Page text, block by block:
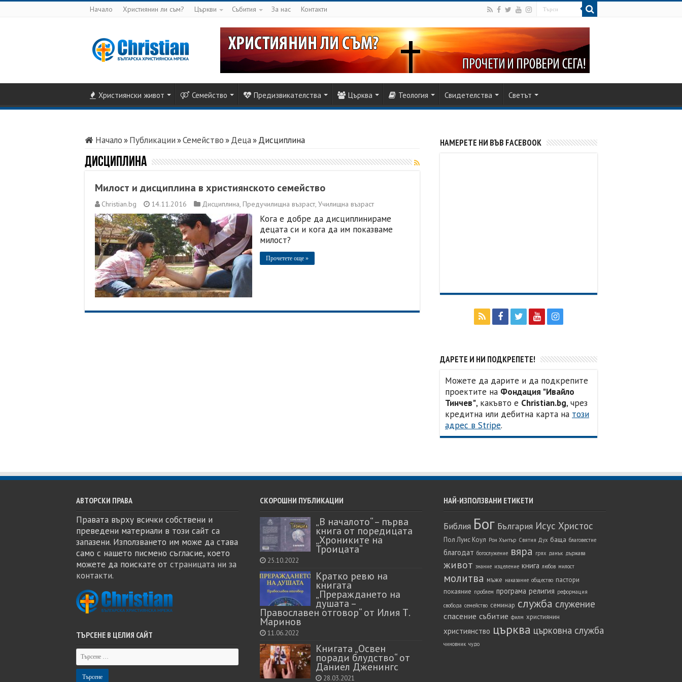
Начало Християнин ли съм? Църкви Събития За нас Контакти
Християнски живот Семейство Предизвикателства Църква Теология Свидетелства Светът
Начало»Публикации»Семейство»Деца»Дисциплина
Дисциплина
Милост и дисциплина в християнското семейство
Christian.bg 14.11.2016 Дисциплина, Предучилищна възраст, Училищна възраст
Кога е добре да дисциплинираме
децата си и кога да им показваме
милост?
Прочетете още »
НАМЕРЕТЕ НИ ВЪВ FACEBOOK
ДАРЕТЕ И НИ ПОДКРЕПЕТЕ!
Можете да дарите и да подкрепите
проектите на Фондация "Ивайло
Тинчев", какъвто е Christian.bg, чрез
кредитна или дебитна карта на този
адрес в Stripe.
АВТОРСКИ ПРАВА
Правата върху всички собствени и
преведени материали в този сайт са
запазени. Използването им може да става
само с нашето писмено съгласие, което
можете да поискате от страницата ни за
контакти.
ТЪРСЕНЕ В ЦЕЛИЯ САЙТ
СКОРОШНИ ПУБЛИКАЦИИ
„В началото“ – първа
книга от поредицата
„Хрониките на
Троицата“
25.10.2022
Кратко ревю на
книгата
„Прераждането на
душата –
Православен отговор“ от Илия Т.
Маринов
11.06.2022
Книгата „Освен
поради блудство“ от
Даниел Дженингс
28.03.2021
НАЙ-ИЗПОЛЗВАНИ ЕТИКЕТИ
Библия Бог България Исус Христос
Пол Луис Коул Рон Хънтър Святия Дух баща благовестие
благодат богослужение вяра грях данък държава
живот знание изцеление книга любов милост
молитва мъже наказание общество пастори
покаяние проблем програма религия реформация
свобода семейство семинар служба служение
спасение събитие филм християнин
християнство църква църковна служба
чиновник чудо